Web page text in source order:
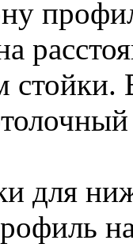
стойки.
для